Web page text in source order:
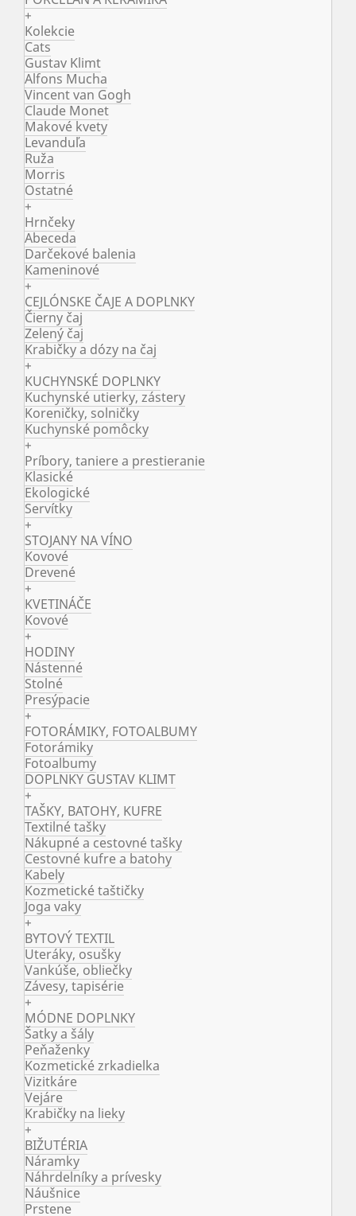
+
Kolekcie
Cats
Gustav Klimt
Alfons Mucha
Vincent van Gogh
Claude Monet
Makové kvety
Levanduľa
Ruža
Morris
Ostatné
+
Hrnčeky
Abeceda
Darčekové balenia
Kameninové
+
CEJLÓNSKE ČAJE A DOPLNKY
Čierny čaj
Zelený čaj
Krabičky a dózy na čaj
+
KUCHYNSKÉ DOPLNKY
Kuchynské utierky, zástery
Koreničky, solničky
Kuchynské pomôcky
+
Príbory, taniere a prestieranie
Klasické
Ekologické
Servítky
+
STOJANY NA VÍNO
Kovové
Drevené
+
KVETINÁČE
Kovové
+
HODINY
Nástenné
Stolné
Presýpacie
+
FOTORÁMIKY, FOTOALBUMY
Fotorámiky
Fotoalbumy
DOPLNKY GUSTAV KLIMT
+
TAŠKY, BATOHY, KUFRE
Textilné tašky
Nákupné a cestovné tašky
Cestovné kufre a batohy
Kabely
Kozmetické taštičky
Joga vaky
+
BYTOVÝ TEXTIL
Uteráky, osušky
Vankúše, obliečky
Závesy, tapisérie
+
MÓDNE DOPLNKY
Šatky a šály
Peňaženky
Kozmetické zrkadielka
Vizitkáre
Vejáre
Krabičky na lieky
+
BIŽUTÉRIA
Náramky
Náhrdelníky a prívesky
Náušnice
Prstene